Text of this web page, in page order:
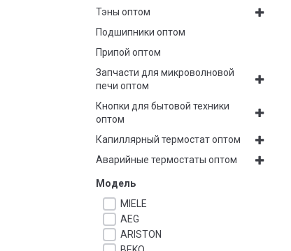
Тэны оптом
Подшипники оптом
Припой оптом
Запчасти для микроволновой
печи оптом
Кнопки для бытовой техники
оптом
Капиллярный термостат оптом
Аварийные термостаты оптом
Модель
MIELE
AEG
ARISTON